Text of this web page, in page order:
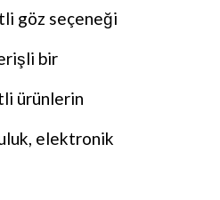
göz seçeneği
bir
ürünlerin
elektronik